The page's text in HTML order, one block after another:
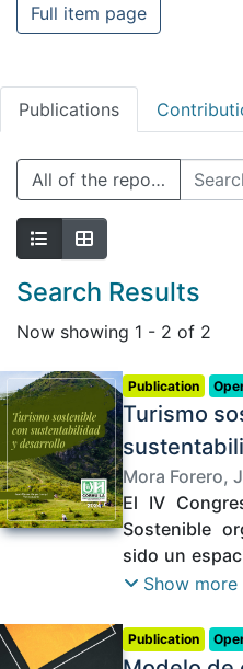
Full item page
Publications
All of the repository
Search Results
Now showing 1 - 2 of 2
Publication
Turismo
Mora Forero,
Perdomo,
Cardozo,
Fabián;
Velásquez
Yirliana
Cedeño
El IV
Sostenible
sido un
Show more
Publication